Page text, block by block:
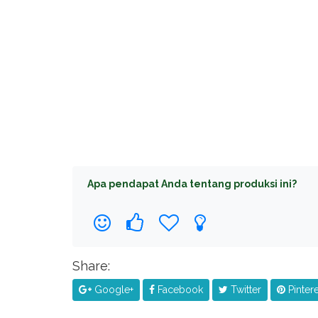
Apa pendapat Anda tentang produksi ini?
Share:
Google+ Facebook Twitter